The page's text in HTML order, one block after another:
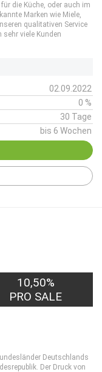
die Küche, oder auch im
Marken wie Miele,
qualitativen Service
viele Kunden
02.09.2022
0 %
30 Tage
bis 6 Wochen
10,50%
PRO SALE
Deutschlands
Der Druck von